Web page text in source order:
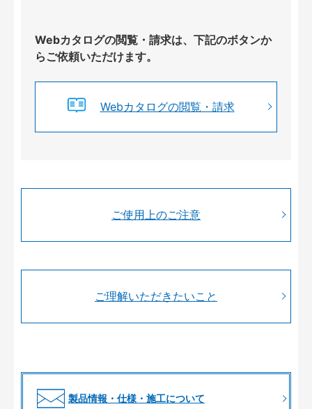
Webカタログの閲覧・請求は、下記のボタンか
らご依頼いただけます。
Webカタログの閲覧・請求
ご使用上のご注意
ご理解いただきたいこと
製品情報・仕様・施工について